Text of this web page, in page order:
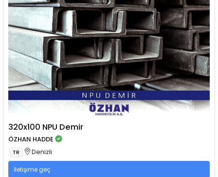
320x100 NPU Demir
ÖZHAN HADDE
TR Denizli
İletişime geç